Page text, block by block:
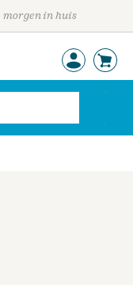
morgen in huis